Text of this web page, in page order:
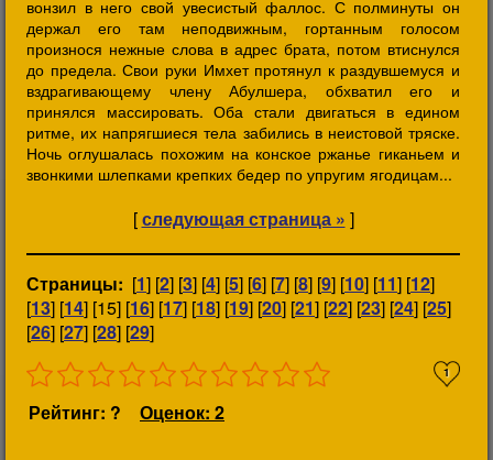
вонзил в него свой увесистый фаллос. С полминуты он
держал его там неподвижным, гортанным голосом
произнося нежные слова в адрес брата, потом втиснулся
до предела. Свои руки Имхет протянул к раздувшемуся и
вздрагивающему члену Абулшера, обхватил его и
принялся массировать. Оба стали двигаться в едином
ритме, их напрягшиеся тела забились в неистовой тряске.
Ночь оглушалась похожим на конское ржанье гиканьем и
звонкими шлепками крепких бедер по упругим ягодицам...
[следующая страница » ]
Страницы: [1] [2] [3] [4] [5] [6] [7] [8] [9] [10] [11] [12]
[13] [14] [15] [16] [17] [18] [19] [20] [21] [22] [23] [24] [25]
[26] [27] [28] [29]
1
Рейтинг: ? Оценок: 2